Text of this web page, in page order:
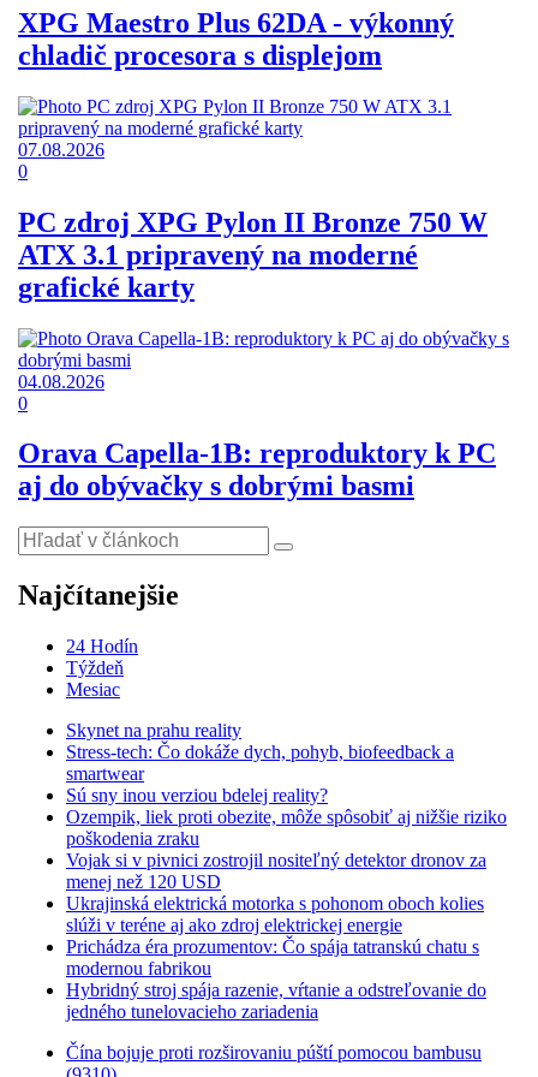
XPG Maestro Plus 62DA - výkonný
chladič procesora s displejom
07.08.2026
0
PC zdroj XPG Pylon II Bronze 750 W
ATX 3.1 pripravený na moderné
grafické karty
04.08.2026
0
Orava Capella-1B: reproduktory k PC
aj do obývačky s dobrými basmi
Najčítanejšie
24 Hodín
Týždeň
Mesiac
Skynet na prahu reality
Stress-tech: Čo dokáže dych, pohyb, biofeedback a
smartwear
Sú sny inou verziou bdelej reality?
Ozempik, liek proti obezite, môže spôsobiť aj nižšie riziko
poškodenia zraku
Vojak si v pivnici zostrojil nositeľný detektor dronov za
menej než 120 USD
Ukrajinská elektrická motorka s pohonom oboch kolies
slúži v teréne aj ako zdroj elektrickej energie
Prichádza éra prozumentov: Čo spája tatranskú chatu s
modernou fabrikou
Hybridný stroj spája razenie, vŕtanie a odstreľovanie do
jedného tunelovacieho zariadenia
Čína bojuje proti rozširovaniu púští pomocou bambusu